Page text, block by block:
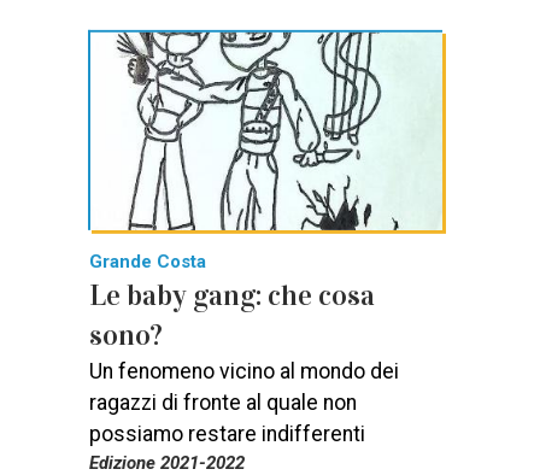
Grande Costa
Le baby gang: che cosa
sono?
Un fenomeno vicino al mondo dei
ragazzi di fronte al quale non
possiamo restare indifferenti
Edizione 2021-2022